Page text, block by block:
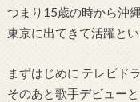
つまり15歳の時から沖
東京に出てきて活躍とい
まずはじめに テレビド
そのあと歌手デビュー